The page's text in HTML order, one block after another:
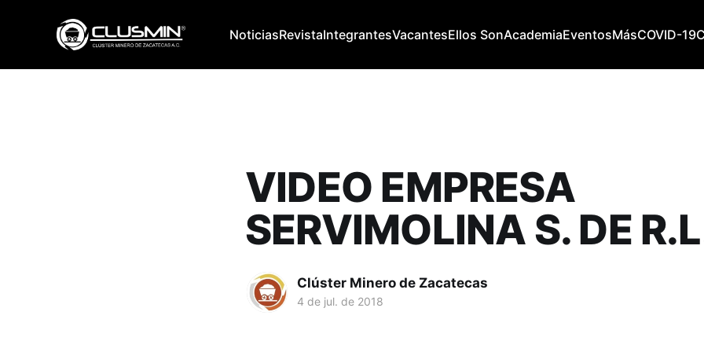
NoticiasRevistaIntegrantesVacantesEllos SonAcademiaEventosMásCOVID-19
VIDEO EMPRESA
SERVIMOLINA S. DE
Clúster Minero de Zacatecas
4 de jul. de 2018